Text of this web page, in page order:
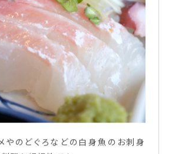
やのどぐろなどの白身魚のお刺身